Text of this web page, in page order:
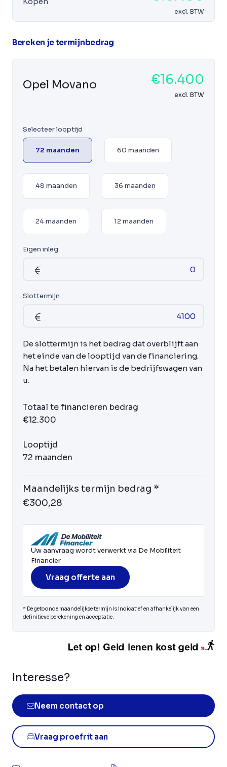
excl. BTW
Bereken je termijnbedrag
Opel Movano €16.400
excl. BTW
Selecteer looptijd
72 maanden 60 maanden
48 maanden 36 maanden
24 maanden 12 maanden
Eigen inleg
Slottermijn
De slottermijn is het bedrag dat overblijft aan
het einde van de looptijd van de financiering.
Na het betalen hiervan is de bedrijfswagen van
u.
Totaal te financieren bedrag
€12.300
Looptijd
72 maanden
Maandelijks termijn bedrag *
€300,28
Uw aanvraag wordt verwerkt via De Mobiliteit
Financier
Vraag offerte aan
* De getoonde maandelijkse termijn is indicatief en afhankelijk van een
definitieve berekening en acceptatie.
Interesse?
Neem contact op
Vraag proefrit aan